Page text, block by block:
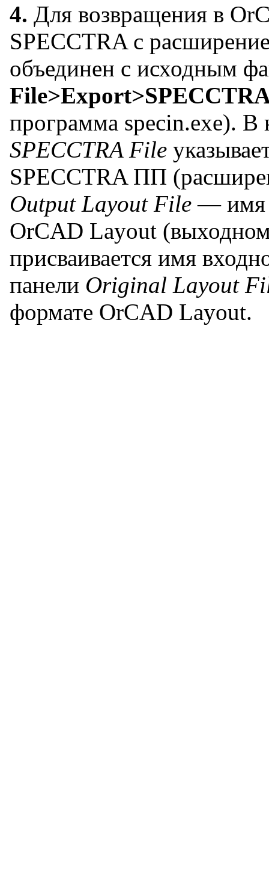
4. Для возвращения в
SPECCTRA с
объединен с исходным
программа specin.exe).
SPECCTRA File
SPECCTRA ПП
Output Layout File— имя
OrCAD Layout
присваивается имя
панели Original Layout
формате OrCAD Layout.